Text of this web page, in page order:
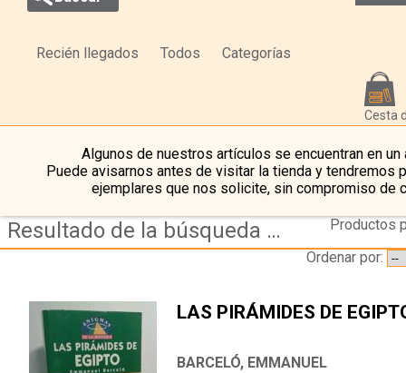
Recién llegados Todos Categorías
Cesta
Algunos de nuestros artículos se encuentran en un
Puede avisarnos antes de visitar la tienda y tendremos
ejemplares que nos solicite, sin compromiso de
Resultado de la búsqueda de autor barcelo,-emmanuel
Productos
Ordenar por:
LAS PIRÁMIDES DE
BARCELÓ, EMMANUEL